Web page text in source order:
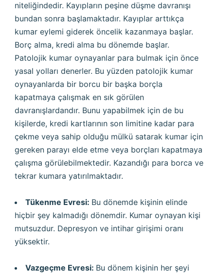
niteliğindedir. Kayıpların peşine düşme davranışı
bundan sonra başlamaktadır. Kayıplar arttıkça
kumar eylemi giderek öncelik kazanmaya başlar.
Borç alma, kredi alma bu dönemde başlar.
Patolojik kumar oynayanlar para bulmak için önce
yasal yolları denerler. Bu yüzden patolojik kumar
oynayanlarda bir borcu bir başka borçla
kapatmaya çalışmak en sık görülen
davranışlardandır. Bunu yapabilmek için de bu
kişilerde, kredi kartlarının son limitine kadar para
çekme veya sahip olduğu mülkü satarak kumar için
gereken parayı elde etme veya borçları kapatmaya
çalışma görülebilmektedir. Kazandığı para borca ve
tekrar kumara yatırılmaktadır.
Tükenme Evresi: Bu dönemde kişinin elinde
hiçbir şey kalmadığı dönemdir. Kumar oynayan kişi
mutsuzdur. Depresyon ve intihar girişimi oranı
yüksektir.
Vazgeçme Evresi: Bu dönem kişinin her şeyi